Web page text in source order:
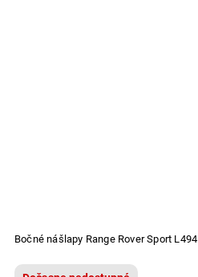
Bočné nášlapy Range Rover Sport L494